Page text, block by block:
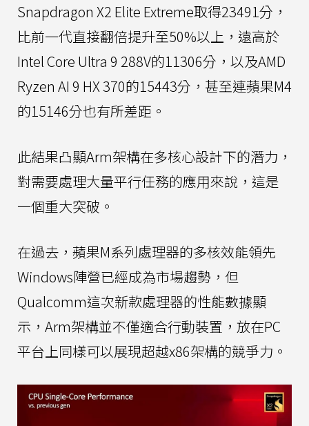
Snapdragon X2 Elite Extreme取得23491分，
比前一代直接翻倍提升至50%以上，遠高於
Intel Core Ultra 9 288V的11306分，以及AMD
Ryzen AI 9 HX 370的15443分，甚至連蘋果M4
的15146分也有所差距。
此結果凸顯Arm架構在多核心設計下的潛力，
對需要處理大量平行任務的應用來說，這是
一個重大突破。
在過去，蘋果M系列處理器的多核效能領先
Windows陣營已經成為市場趨勢，但
Qualcomm這次新款處理器的性能數據顯
示，Arm架構並不僅適合行動裝置，放在PC
平台上同樣可以展現超越x86架構的競爭力。